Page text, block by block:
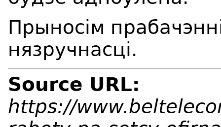
Прыносім
нязручнасці.
Source URL:
https://